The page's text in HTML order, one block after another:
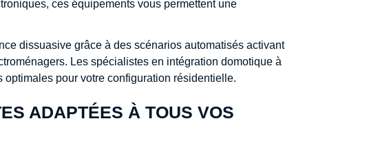
ces équipements vous permettent une
dissuasive grâce à des scénarios automatisés activant
Les spécialistes en intégration domotique à
pour votre configuration résidentielle.
ADAPTÉES À TOUS VOS